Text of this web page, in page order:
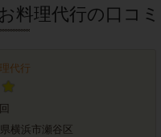
料理代行の口コミ
代行
横浜市瀬谷区